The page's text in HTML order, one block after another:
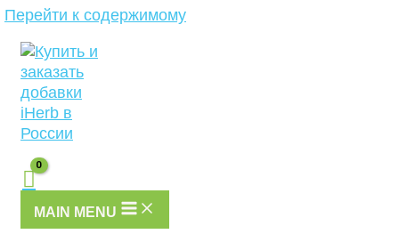
Перейти к содержимому
MAIN MENU